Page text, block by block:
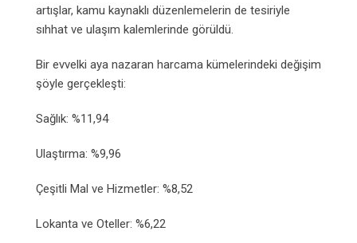
artışlar, kamu kaynaklı düzenlemelerin de tesiriyle
sıhhat ve ulaşım kalemlerinde görüldü.
Bir evvelki aya nazaran harcama kümelerindeki değişim
şöyle gerçekleşti:
Sağlık: %11,94
Ulaştırma: %9,96
Çeşitli Mal ve Hizmetler: %8,52
Lokanta ve Oteller: %6,22